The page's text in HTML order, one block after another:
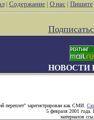
| Содержание| О нас| Пишите
НОВОСТИ
переплет" зарегистрирован как СМИ.
5 февраля 2001 года.
материалов